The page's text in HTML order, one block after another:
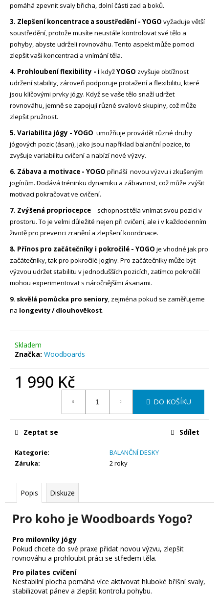
pomáhá zpevnit svaly břicha, dolní části zad a boků.
3. Zlepšení koncentrace a soustředění - YOGO vyžaduje větší
soustředění, protože musíte neustále kontrolovat své tělo a
pohyby, abyste udrželi rovnováhu. Tento aspekt může pomoci
zlepšit vaši koncentraci a vnímání těla.
4. Prohloubení flexibility - i kdyžYOGO zvyšuje obtížnost
udržení stability, zároveň podporuje protažení a flexibilitu, které
jsou klíčovými prvky jógy. Když se vaše tělo snaží udržet
rovnováhu, jemně se zapojují různé svalové skupiny, což může
zlepšit pružnost.
5. Variabilita jógy - YOGO umožňuje provádět různé druhy
jógových pozic (ásan), jako jsou například balanční pozice, to
zvyšuje variabilitu cvičení a nabízí nové výzvy.
6. Zábava a motivace - YOGO přináší novou výzvu i zkušeným
jogínům. Dodává tréninku dynamiku a zábavnost, což může zvýšit
motivaci pokračovat ve cvičení.
7. Zvýšená propriocepce– schopnost těla vnímat svou pozici v
prostoru. To je velmi důležité nejen při cvičení, ale i v každodenním
životě pro prevenci zranění a zlepšení koordinace.
8. Přínos pro začátečníky i pokročilé - YOGO je vhodné jak pro
začátečníky, tak pro pokročilé jogíny. Pro začátečníky může být
výzvou udržet stabilitu v jednodušších pozicích, zatímco pokročilí
mohou experimentovat s náročnějšími ásanami.
9. skvělá pomůcka pro seniory , zejména pokud se zaměřujeme
na longevity / dlouhověkost.
Skladem
Značka: Woodboards
1 990 Kč
DO KOŠÍKU
Kategorie:
BALANČNÍ DESKY
Záruka: 2 roky
Zeptat se Sdílet
Popis Diskuze
Pro koho je Woodboards Yogo?
Pro milovníky jógy
Pokud chcete do své praxe přidat novou výzvu, zlepšit
rovnováhu a prohloubit práci se středem těla.
Pro pilates cvičení
Nestabilní plocha pomáhá více aktivovat hluboké břišní svaly,
stabilizovat pánev a zlepšit kontrolu pohybu.
BALANČNÍ
DESKA
WOODBOARDS
SURF
MOUNTAINWAVE
KOMPLET
+
STOJAN
REVOLUČNÍ
SPOJENÍ
DESIGNU
A
ZDRAVÍ
5
980
Kč
Původně:
7
610
Kč